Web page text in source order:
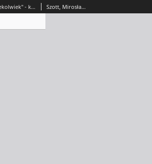
"Wchodzimy w pociągi, by wysiąść gdziekolwiek" - kolejowe inspiracje w twórczości Karola Graczyka Szott, Mirosława (1987- )